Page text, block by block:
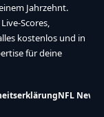
Jahrzehnt.
Scores,
kostenlos und in
für deine
NFL News